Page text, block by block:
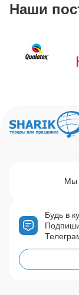
Наши
Будь в
Мы